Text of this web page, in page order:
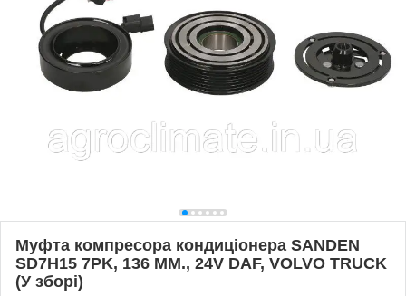
Муфта компресора кондиціонера SANDEN
SD7H15 7PK, 136 MM., 24V DAF, VOLVO TRUCK
(У зборі)